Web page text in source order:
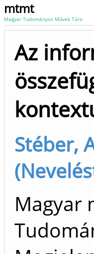
mtmt
Magyar Tudományos Művek Tára
Az
Stéber,
Magyar